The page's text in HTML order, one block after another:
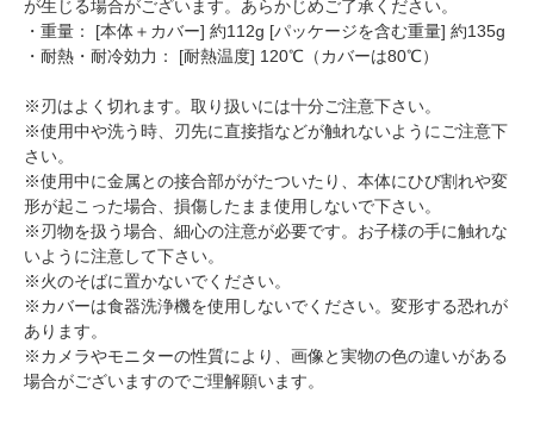
が生じる場合がございます。あらかじめご了承ください。
・重量： [本体＋カバー] 約112g [パッケージを含む重量] 約135g
・耐熱・耐冷効力： [耐熱温度] 120℃（カバーは80℃）
※刃はよく切れます。取り扱いには十分ご注意下さい。
※使用中や洗う時、刃先に直接指などが触れないようにご注意下
さい。
※使用中に金属との接合部ががたついたり、本体にひび割れや変
形が起こった場合、損傷したまま使用しないで下さい。
※刃物を扱う場合、細心の注意が必要です。お子様の手に触れな
いように注意して下さい。
※火のそばに置かないでください。
※カバーは食器洗浄機を使用しないでください。変形する恐れが
あります。
※カメラやモニターの性質により、画像と実物の色の違いがある
場合がございますのでご理解願います。